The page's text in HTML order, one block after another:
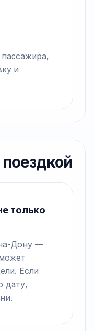
и
только
Дону —
Если
дату,